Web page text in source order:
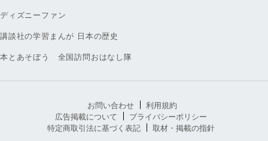
ディズニーファン
講談社の学習まんが 日本の歴史
本とあそぼう 全国訪問おはなし隊
お問い合わせ
利用規約
広告掲載について
プライバシーポリシー
特定商取引法に基づく表記
取材・掲載の指針